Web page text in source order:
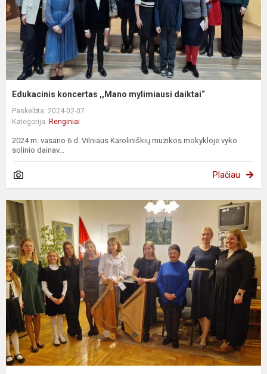
Edukacinis koncertas ,,Mano mylimiausi daiktai“
Paskelbta: 2024-02-07
Kategorija: Renginiai
2024 m. vasario 6 d. Vilniaus Karoliniškių muzikos mokykloje vyko
solinio dainav...
Plačiau